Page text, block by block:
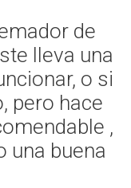
de
lleva una
o si
pero hace
,
una buena